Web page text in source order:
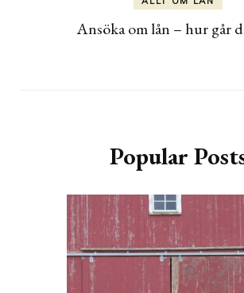
Ansöka om lån – hur går
Popular